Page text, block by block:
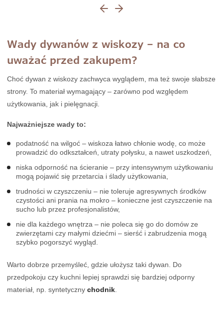
Wady dywanów z wiskozy – na co
uważać przed zakupem?
Choć dywan z wiskozy zachwyca wyglądem, ma też swoje słabsze
strony. To materiał wymagający – zarówno pod względem
użytkowania, jak i pielęgnacji.
Najważniejsze wady to:
podatność na wilgoć – wiskoza łatwo chłonie wodę, co może
prowadzić do odkształceń, utraty połysku, a nawet uszkodzeń,
niska odporność na ścieranie – przy intensywnym użytkowaniu
mogą pojawić się przetarcia i ślady użytkowania,
trudności w czyszczeniu – nie toleruje agresywnych środków
czystości ani prania na mokro – konieczne jest czyszczenie na
sucho lub przez profesjonalistów,
nie dla każdego wnętrza – nie poleca się go do domów ze
zwierzętami czy małymi dziećmi – sierść i zabrudzenia mogą
szybko pogorszyć wygląd.
Warto dobrze przemyśleć, gdzie ułożysz taki dywan. Do
przedpokoju czy kuchni lepiej sprawdzi się bardziej odporny
materiał, np. syntetyczny chodnik